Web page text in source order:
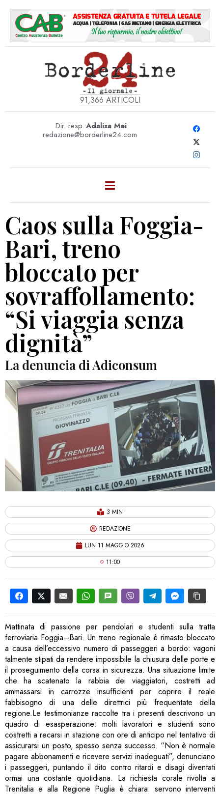
91,366 ARTICOLI
Dir. resp.:Adalisa Mei
redazione@borderline24.com
Caos sulla Foggia-
Bari, treno
bloccato per
sovraffollamento:
“Si viaggia senza
dignità”
La denuncia di Adiconsum
3 MIN
REDAZIONE
LUN 11 MAGGIO 2026
11:00
Mattinata di passione per pendolari e studenti sulla tratta
ferroviaria Foggia–Bari. Un treno regionale è rimasto bloccato
a causa dell’eccessivo numero di passeggeri a bordo: vagoni
talmente stipati da rendere impossibile la chiusura delle porte e
il proseguimento della corsa in sicurezza. Una situazione limite
che ha scatenato la rabbia dei viaggiatori, costretti ad
ammassarsi in carrozze insufficienti per coprire il reale
fabbisogno di una delle direttrici più frequentate della
regione.Le testimonianze raccolte tra i presenti descrivono un
quadro di esasperazione: molti lavoratori e studenti sono
costretti a recarsi in stazione con ore di anticipo nel tentativo di
assicurarsi un posto, spesso senza successo. “Non è normale
pagare abbonamenti e ricevere servizi inadeguati”, denunciano
i passeggeri, puntando il dito contro ritardi e disagi diventati
ormai una costante quotidiana. La richiesta corale rivolta a
Trenitalia e alla Regione Puglia è chiara: servono interventi